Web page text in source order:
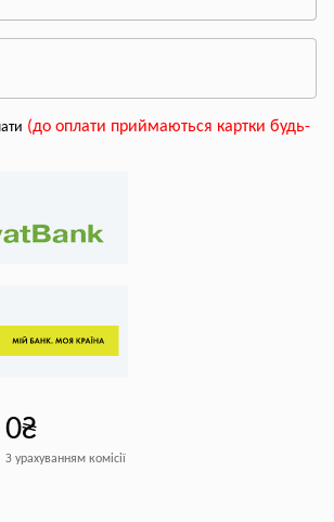
(до оплати приймаються картки будь-
0₴
З урахуванням комісії